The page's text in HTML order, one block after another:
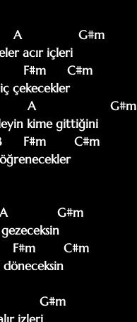
A                G#m
acır içleri
çekecekler
A                     G#m
kime gittiğini
G#m
G#m